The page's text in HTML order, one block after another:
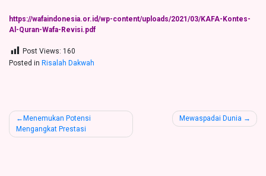
https://wafaindonesia.or.id/wp-content/uploads/2021/03/KAFA-Kontes-
Al-Quran-Wafa-Revisi.pdf
Post Views: 160
Posted in Risalah Dakwah
Post
navigation
Menemukan Potensi
Mengangkat Prestasi
Mewaspadai Dunia